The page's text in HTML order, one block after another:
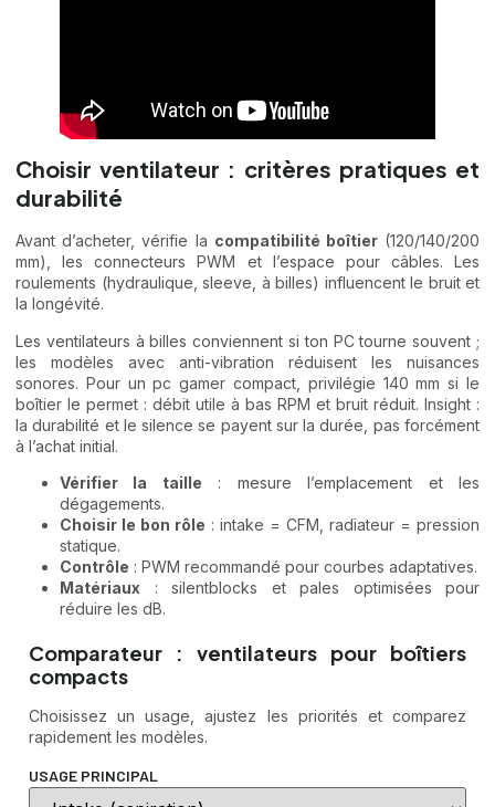
Choisir ventilateur : critères pratiques et
durabilité
Avant d’acheter, vérifie la compatibilité boîtier(120/140/200
mm), les connecteurs PWM et l’espace pour câbles. Les
roulements (hydraulique, sleeve, à billes) influencent le bruit et
la longévité.
Les ventilateurs à billes conviennent si ton PC tourne souvent ;
les modèles avec anti-vibration réduisent les nuisances
sonores. Pour un pc gamer compact, privilégie 140 mm si le
boîtier le permet : débit utile à bas RPM et bruit réduit. Insight :
la durabilité et le silence se payent sur la durée, pas forcément
à l’achat initial.
Vérifier la taille : mesure l’emplacement et les
dégagements.
Choisir le bon rôle : intake = CFM, radiateur = pression
statique.
Contrôle : PWM recommandé pour courbes adaptatives.
Matériaux : silentblocks et pales optimisées pour
réduire les dB.
Comparateur : ventilateurs pour boîtiers
compacts
Choisissez un usage, ajustez les priorités et comparez
rapidement les modèles.
USAGE PRINCIPAL